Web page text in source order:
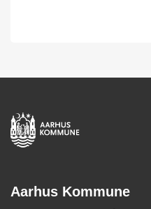
Aarhus Kommune